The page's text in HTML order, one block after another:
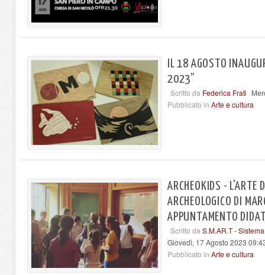
IL 18 AGOSTO
2023”
Scritto da Federica Frati
Pubblicato in Arte e cultura
ARCHEOKIDS - L'ARTE
ARCHEOLOGICO DI
APPUNTAMENTO
Scritto da S.M.AR.T -
Giovedì, 17 Agosto 2023
Pubblicato in Arte e cultura